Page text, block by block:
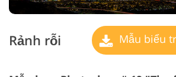
Rảnh rỗi Mẫu biểu